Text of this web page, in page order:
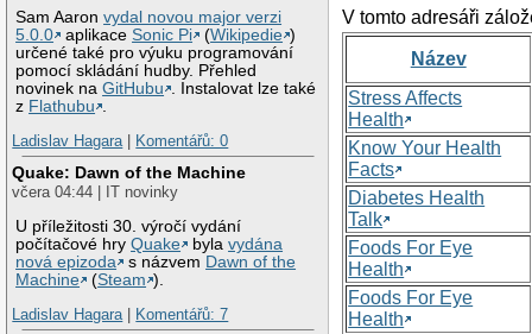
Sam Aaronvydal novou major verzi
5.0.0
aplikaceSonic Pi (Wikipedie )
určené také pro výuku programování
pomocí skládání hudby. Přehled
novinek naGitHubu
. Instalovat lze také
z Flathubu
Ladislav Hagara| Komentářů: 0
Quake: Dawn of the Machine
včera 04:44 | IT novinky
U příležitosti 30. výročí vydání
počítačové hryQuake bylavydána
nová epizoda
s názvem Dawn of the
Machine
(Steam ).
Ladislav Hagara| Komentářů: 7
V tomto adresáři
Název
Stress Affects
Health
Know Your Health
Facts
Diabetes Health
Talk
Foods For Eye
Health
Foods For Eye
Health